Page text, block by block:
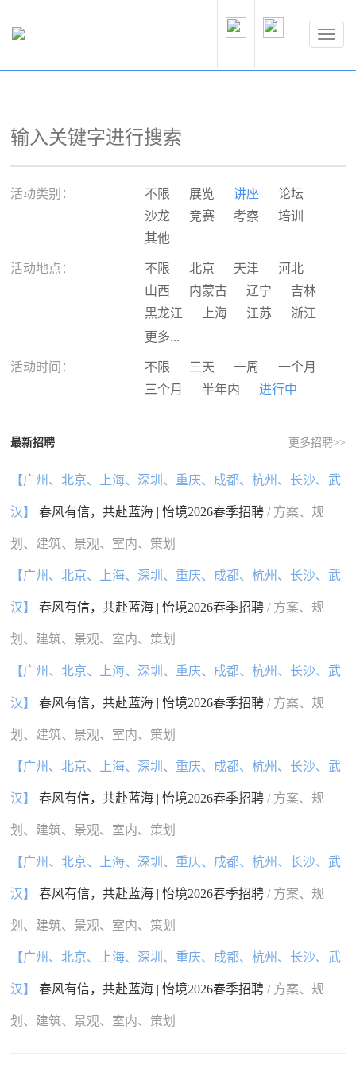
活动类别： 不限 展览 讲座
论坛
沙龙
竞赛 考察
培训
其他
活动地点： 不限 北京 天津
河北
山西
内蒙古 辽宁
吉林
黑龙江
上海 江苏
浙江
安徽
广东
广西
海南 重庆
四川
国外
更多...
活动时间： 不限 三天 一周
一个月
三个月
半年内 进行中
最新招聘 更多招聘>>
【广州、北京、上海、深圳、重庆、成都、杭州、长沙、武
汉】 春风有信，共赴蓝海 | 怡境2026春季招聘/ 方案、规
划、建筑、景观、室内、策划
【广州、北京、上海、深圳、重庆、成都、杭州、长沙、武
汉】 春风有信，共赴蓝海 | 怡境2026春季招聘/ 方案、规
划、建筑、景观、室内、策划
【广州、北京、上海、深圳、重庆、成都、杭州、长沙、武
汉】 春风有信，共赴蓝海 | 怡境2026春季招聘/ 方案、规
划、建筑、景观、室内、策划
【广州、北京、上海、深圳、重庆、成都、杭州、长沙、武
汉】 春风有信，共赴蓝海 | 怡境2026春季招聘/ 方案、规
划、建筑、景观、室内、策划
【广州、北京、上海、深圳、重庆、成都、杭州、长沙、武
汉】 春风有信，共赴蓝海 | 怡境2026春季招聘/ 方案、规
划、建筑、景观、室内、策划
【广州、北京、上海、深圳、重庆、成都、杭州、长沙、武
汉】 春风有信，共赴蓝海 | 怡境2026春季招聘/ 方案、规
划、建筑、景观、室内、策划